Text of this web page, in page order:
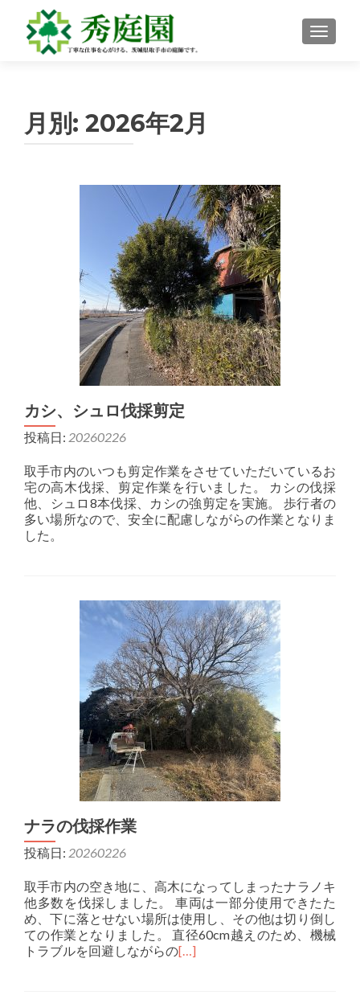
ナビゲ
月別: 2026年2月
カシ、シュロ伐採剪定
投稿日: 20260226
取手市内のいつも剪定作業をさせていただいているお
宅の高木伐採、剪定作業を行いました。 カシの伐採
他、シュロ8本伐採、カシの強剪定を実施。 歩行者の
多い場所なので、安全に配慮しながらの作業となりま
した。
ナラの伐採作業
投稿日: 20260226
取手市内の空き地に、高木になってしまったナラノキ
他多数を伐採しました。 車両は一部分使用できたた
め、下に落とせない場所は使用し、その他は切り倒し
ての作業となりました。 直径60cm越えのため、機械
トラブルを回避しながらの[…]